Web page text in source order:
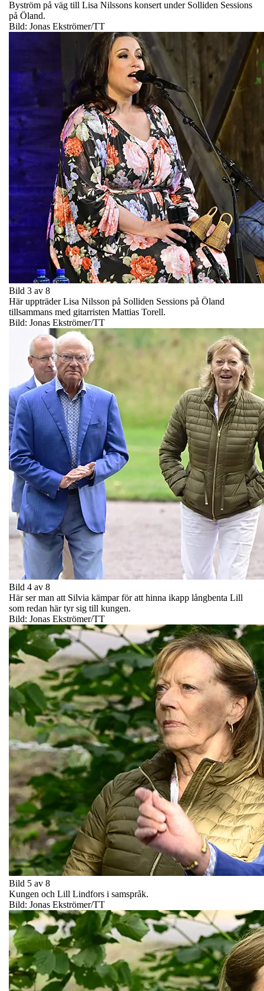
Byström på väg till Lisa Nilssons konsert under Solliden Sessions
på Öland.
Bild: Jonas Ekströmer/TT
Bild 3 av 8
Här uppträder Lisa Nilsson på Solliden Sessions på Öland
tillsammans med gitarristen Mattias Torell.
Bild: Jonas Ekströmer/TT
Bild 4 av 8
Här ser man att Silvia kämpar för att hinna ikapp långbenta Lill
som redan här tyr sig till kungen.
Bild: Jonas Ekströmer/TT
Bild 5 av 8
Kungen och Lill Lindfors i samspråk.
Bild: Jonas Ekströmer/TT